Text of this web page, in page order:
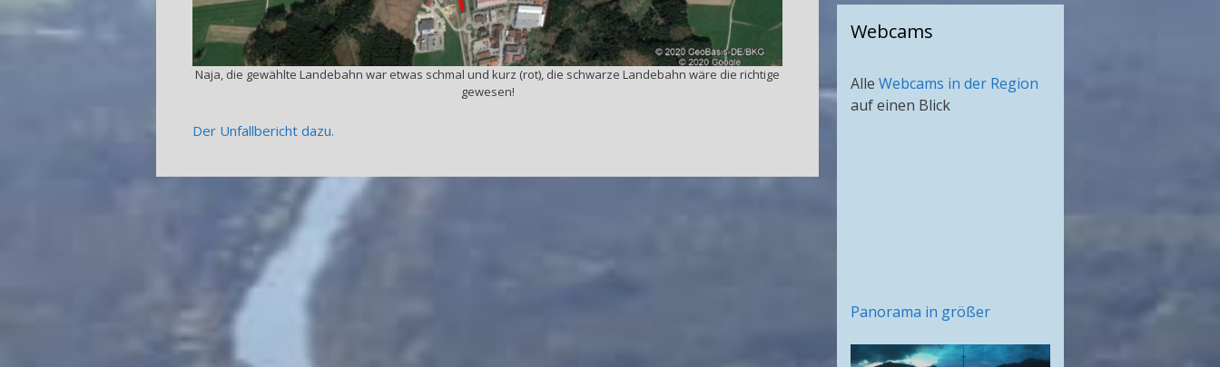
Naja, die gewählte Landebahn war etwas schmal und kurz (rot), die schwarze Landebahn wäre die richtige
gewesen!
Der Unfallbericht dazu.
Webcams
Alle Webcams in der Region
auf einen Blick
Panorama in größer